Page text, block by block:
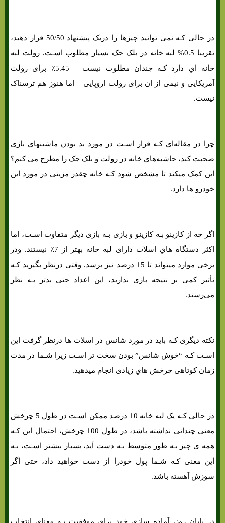
در حالی کـه نمی توانید چیزها را دریک پیشنهاد 50/50 قرار دهید،
تقریبا 0.5% لبه خانه در بلک جک بسیار مطلوب اسـت. رولت لبه
خانه اي دارد کـه چندان مطلوب نیست – 5.45٪ برای رولت
آمریکایی و نیمی از ان برای رولت اروپایی – اما هنوز هم ترسناک
نیست.
چرا در مقاله‌اي کـه قرار اسـت در مورد بد بودن ماشینهاي‌ بازی
صحبت کند، حاشیه‌هاي‌ خانه در رولت و بلک جک را مطرح می کنم؟
این کمک میکند تا مشخص شود کـه خانه چقدر مزیتی در مورد این
خودرو ها دارد.
اگر چه از کازینو بـه کازینو و بازی بـه بازی دیگر متفاوت اسـت، اما
اکثر دستگاه هاي‌ اسلات دارای لبه خانه بهتر از 7٪ نیستند. ودر
برخی موارد میتواند تا 15 درصد نیز برسد. وقتی درنظر بگیرید کـه
تأثیر کمی بر نتیجه بازی ندارید، این اعداد حتی بدتر بـه نظر
می‌رسند.
نکته دیگری کـه باید در مورد شانس در اسلات ها درنظر گرفت این
اسـت کـه “خوش شانس” بودن سخت تر اسـت زیرا شـما در مدت
زمان کوتاهی چرخش هاي‌ زیادی انجام میدهید.
در حالی کـه یک لبه خانه 10 درصد ممکن اسـت در طول 5 چرخش
معنی چندانی نداشته باشد، در طول 100 چرخش، احتمال این کـه
همه ی چیز بـه طور متوسط ​​بـه دست آید، بسیار بیشتر اسـت، بـه
این معنی کـه شـما پول خودرا از دست خواهید داد، حتی اگر
سوزش آهسته باشد.